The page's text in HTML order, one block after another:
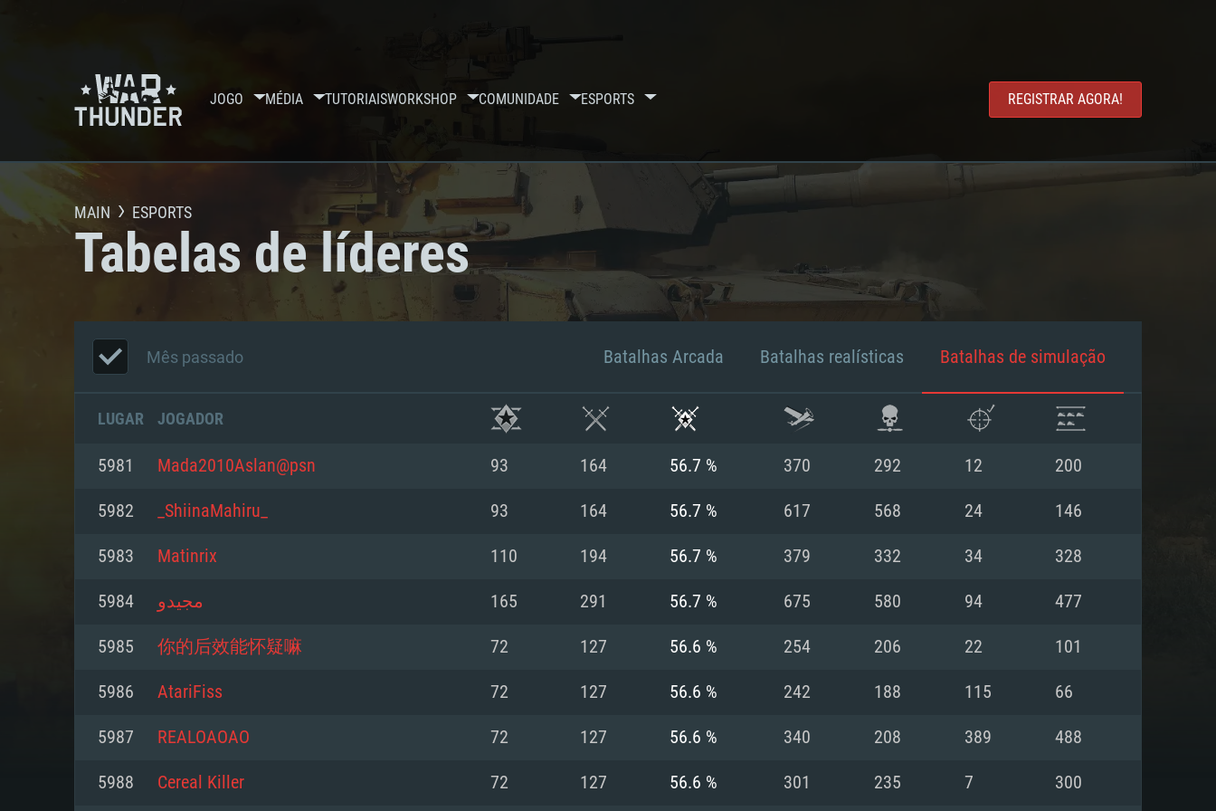
JOGO MÉDIA TUTORIAISWORKSHOP COMUNIDADE ESPORTS REGISTRAR AGORA!
REQUERIMENTOS DE SISTEMA
MAIN ESPORTS
Tabelas de líderes
Mês passado Batalhas Arcada Batalhas realísticas Batalhas de simulação
LUGAR JOGADOR
5981 Mada2010Aslan@psn 93 164 56.7 % 370 292 12 200
5982 _ShiinaMahiru_ 93 164 56.7 % 617 568 24 146
5983 Matinrix 110 194 56.7 % 379 332 34 328
5984 مجيدو 165 291 56.7 % 675 580 94 477
5985 你的后效能怀疑嘛 72 127 56.6 % 254 206 22 101
5986 AtariFiss 72 127 56.6 % 242 188 115 66
5987 REALOAOAO 72 127 56.6 % 340 208 389 488
5988 Cereal Killer 72 127 56.6 % 301 235 7 300